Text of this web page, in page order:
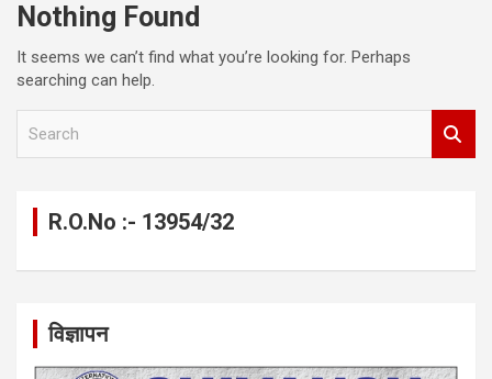
Nothing Found
It seems we can’t find what you’re looking for. Perhaps
searching can help.
R.O.No :- 13954/32
विज्ञापन